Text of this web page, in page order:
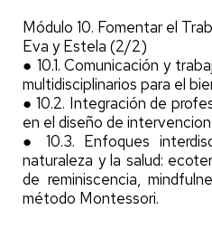
Módulo 10. Fomentar el
Eva y Estela (2/2)
● 10.1. Comunicación y
multidisciplinarios para el
● 10.2. Integración de
en el diseño de
● 10.3. Enfoques
naturaleza y la salud:
de reminiscencia,
método Montessori.